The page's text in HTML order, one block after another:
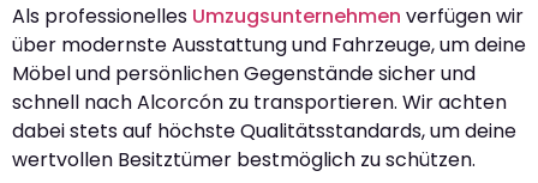
Als professionelles Umzugsunternehmen verfügen wir
über modernste Ausstattung und Fahrzeuge, um deine
Möbel und persönlichen Gegenstände sicher und
schnell nach Alcorcón zu transportieren. Wir achten
dabei stets auf höchste Qualitätsstandards, um deine
wertvollen Besitztümer bestmöglich zu schützen.